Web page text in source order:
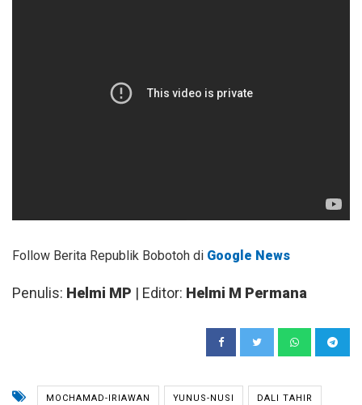
Follow Berita Republik Bobotoh di Google News
Penulis: Helmi MP | Editor: Helmi M Permana
MOCHAMAD-IRIAWAN YUNUS-NUSI DALI TAHIR